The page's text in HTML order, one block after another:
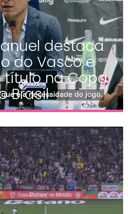
destaca
do Vasco e
título na Copa
Brasil